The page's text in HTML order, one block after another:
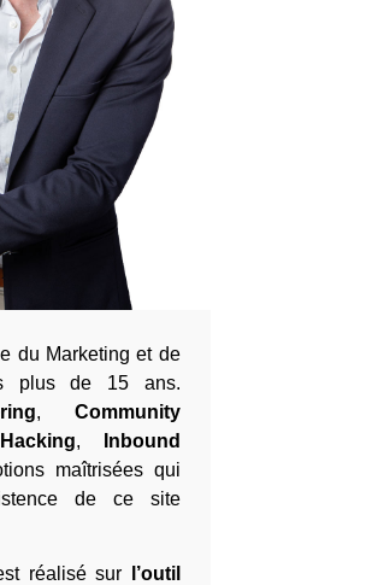
du Marketing et de
plus de 15 ans.
, Community
,
Inbound
maîtrisées qui
de ce site
réalisé sur
l’outil